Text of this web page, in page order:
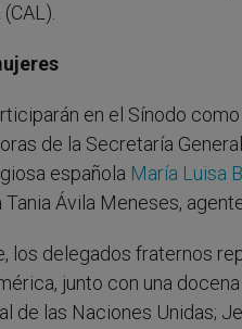
en el Sínodo
de la Secretaría
española María Luisa
Ávila Meneses,
los delegados fraternos
junto con una
de las Naciones Unidas;